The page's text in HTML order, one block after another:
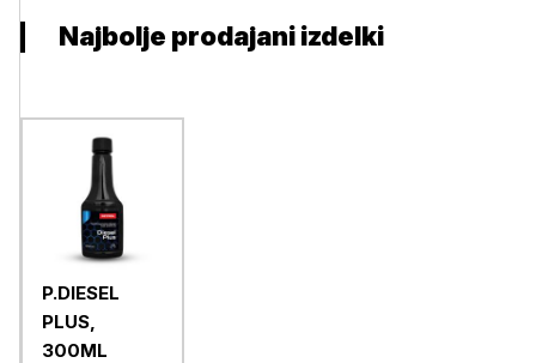
Najbolje prodajani izdelki
P.DIESEL
PLUS,
300ML